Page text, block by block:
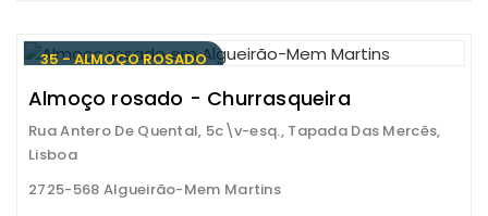
35 - ALMOÇO ROSADO
Almoço rosado - Churrasqueira
Rua Antero De Quental, 5c\v-esq., Tapada Das Mercês,
Lisboa
2725-568 Algueirão-Mem Martins